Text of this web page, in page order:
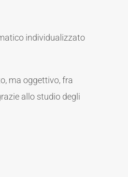
individualizzato
ma oggettivo, fra
allo studio degli